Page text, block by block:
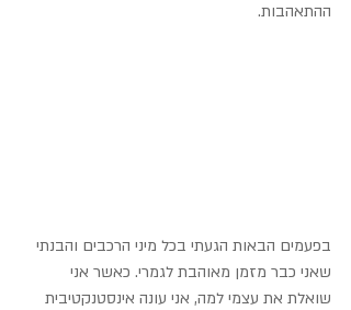
ההתאהבות.
בפעמים הבאות הגעתי בכל מיני הרכבים והבנתי
שאני כבר מזמן מאוהבת לגמרי. כאשר אני
שואלת את עצמי למה, אני עונה אינסטנקטיבית